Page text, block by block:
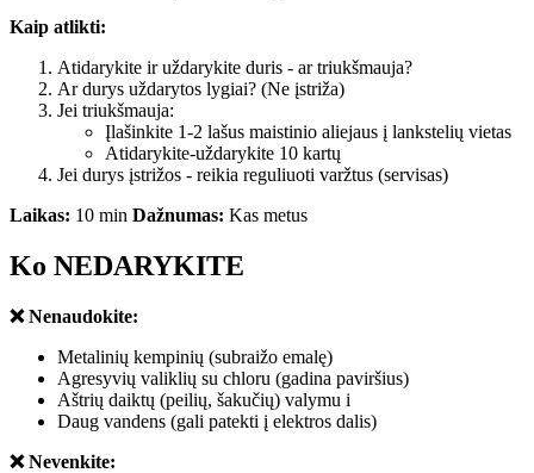
Kaip atlikti:
Atidarykite ir uždarykite duris - ar triukšmauja?
Ar durys uždarytos lygiai? (Ne įstriža)
Jei triukšmauja:
Įlašinkite 1-2 lašus maistinio aliejaus į lankstelių vietas
Atidarykite-uždarykite 10 kartų
Jei durys įstrižos - reikia reguliuoti varžtus (servisas)
Laikas: 10 min Dažnumas: Kas metus
Ko NEDARYKITE
❌ Nenaudokite:
Metalinių kempinių (subraižo emalę)
Agresyvių valiklių su chloru (gadina paviršius)
Aštrių daiktų (peilių, šakučių) valymu i
Daug vandens (gali patekti į elektros dalis)
❌ Nevenkite: